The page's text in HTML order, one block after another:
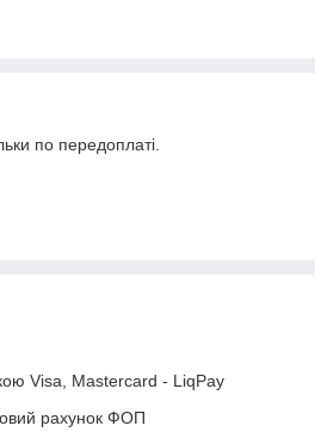
по передоплаті.
Visa, Mastercard - LiqPay
рахунок ФОП